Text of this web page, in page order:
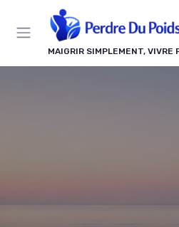
MAIGRIR SIMPLEMENT, VIVRE
Panneau de gestion des cookies